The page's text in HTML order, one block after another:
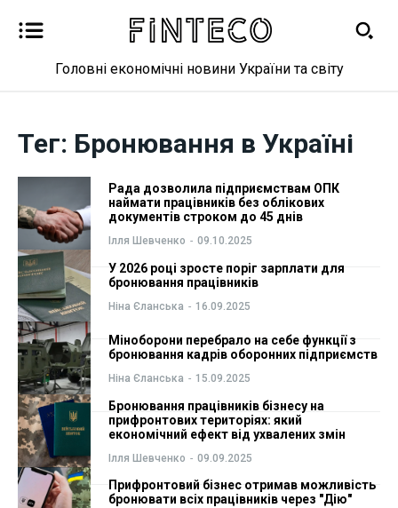
Бізнес
Фінанси
Валютний ринок
Криптовалюта
Робота і освіта
Публікації
ФОП
Курс валют
Бізнес
Фінанси
Валютний ринок
Криптовалюта
Робота і освіта
Публікації
ФОП
Курс валют
Головні економічні новини України та світу
Тег: Бронювання в Україні
Рада дозволила підприємствам ОПК
наймати працівників без облікових
документів строком до 45 днів
Ілля Шевченко - 09.10.2025
У 2026 році зросте поріг зарплати для
бронювання працівників
Ніна Єланська - 16.09.2025
Міноборони перебрало на себе функції з
бронювання кадрів оборонних підприємств
Ніна Єланська - 15.09.2025
Бронювання працівників бізнесу на
прифронтових територіях: який
економічний ефект від ухвалених змін
Ілля Шевченко - 09.09.2025
Прифронтовий бізнес отримав можливість
бронювати всіх працівників через "Дію"